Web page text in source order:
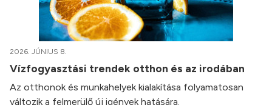
2026. JÚNIUS 8.
Vízfogyasztási trendek otthon és az irodában
Az otthonok és munkahelyek kialakítása folyamatosan
változik a felmerülő új igények hatására.